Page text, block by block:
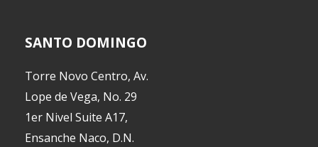
SANTO DOMINGO
Torre Novo Centro, Av.
Lope de Vega, No. 29
1er Nivel Suite A17,
Ensanche Naco, D.N.